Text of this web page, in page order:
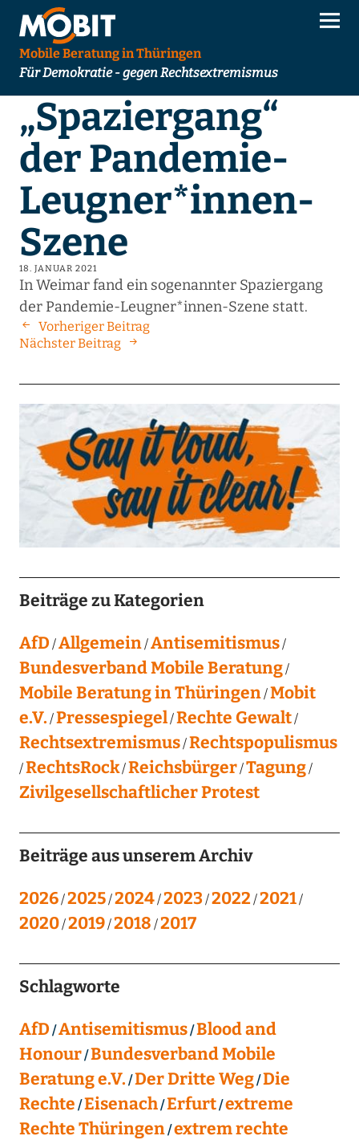
Mobile Beratung in Thüringen
Für Demokratie - gegen Rechtsextremismus
„Spaziergang“
der Pandemie-
Leugner*innen-
Szene
18. JANUAR 2021
In Weimar fand ein sogenannter Spaziergang
der Pandemie-Leugner*innen-Szene statt.
Vorheriger Beitrag
Nächster Beitrag
Beiträge zu Kategorien
AfD Allgemein Antisemitismus
Bundesverband Mobile Beratung
Mobile Beratung in Thüringen Mobit
e.V. Pressespiegel Rechte Gewalt
Rechtsextremismus Rechtspopulismus
RechtsRock Reichsbürger Tagung
Zivilgesellschaftlicher Protest
Beiträge aus unserem Archiv
2026 2025 2024 2023 2022 2021
2020 2019 2018 2017
Schlagworte
AfD Antisemitismus Blood and
Honour Bundesverband Mobile
Beratung e.V. Der Dritte Weg Die
Rechte Eisenach Erfurt extreme
Rechte Thüringen extrem rechte